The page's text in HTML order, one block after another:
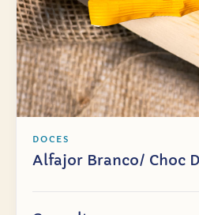
DOCES
Alfajor Branco/ Choc